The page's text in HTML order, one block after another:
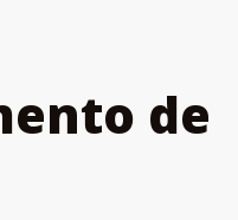
de